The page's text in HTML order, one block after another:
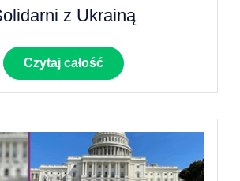
z Ukrainą
Czytaj całość